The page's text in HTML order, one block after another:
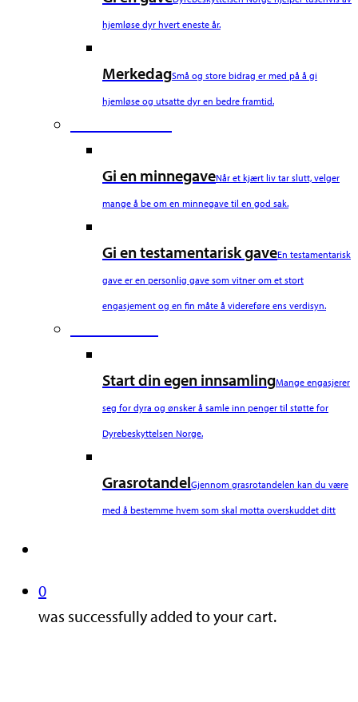
hjemløse dyr hvert eneste år.
MerkedagSmå og store bidrag er med på å gi
hjemløse og utsatte dyr en bedre framtid.
Gi en minnegaveNår et kjært liv tar slutt, velger
mange å be om en minnegave til en god sak.
Gi en testamentarisk gaveEn testamentarisk
gave er en personlig gave som vitner om et stort
engasjement og en fin måte å videreføre ens verdisyn.
Start din egen innsamlingMange engasjerer
seg for dyra og ønsker å samle inn penger til støtte for
Dyrebeskyttelsen Norge.
GrasrotandelGjennom grasrotandelen kan du være
med å bestemme hvem som skal motta overskuddet ditt
0
was successfully added to your cart.